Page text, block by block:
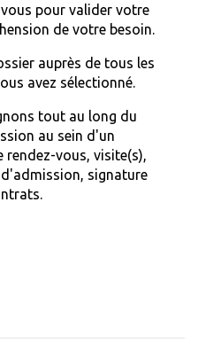
pour valider votre
de votre besoin.
auprès de tous les
avez sélectionné.
tout au long du
au sein d'un
rendez-vous, visite(s),
signature